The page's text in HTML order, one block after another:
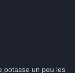
potasse un peu les